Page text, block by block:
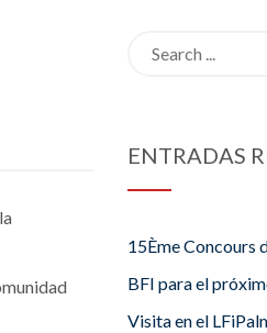
ENTRADAS
15Ème Concours
BFI para el
Visita en el